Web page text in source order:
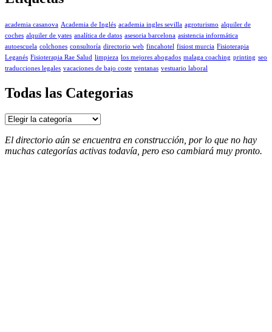
academia casanova Academia de Inglés academia ingles sevilla agroturismo alquiler de
coches alquiler de yates analítica de datos asesoria barcelona asistencia informática
autoescuela colchones consultoría directorio web fincahotel fisiost murcia Fisioterapia
Leganés Fisioterapia Rae Salud limpieza los mejores abogados malaga coaching printing seo
traducciones legales vacaciones de bajo coste ventanas vestuario laboral
Todas las Categorias
Todas
Categorias
El directorio aún se encuentra en construcción, por lo que no hay
muchas categorías activas todavía, pero eso cambiará muy pronto.